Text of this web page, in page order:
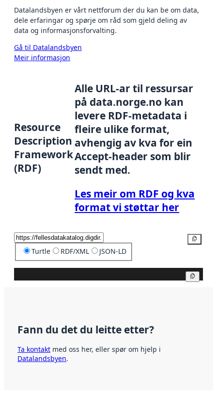
Datalandsbyen er vårt nettforum der du kan be om data,
dele erfaringar og spørje om råd som gjeld deling av
data og informasjonsforvalting.
Gå til Datalandsbyen
Meir informasjon
Resource
Description
Framework
(RDF)
Alle URL-ar til ressursar
på data.norge.no kan
levere RDF-metadata i
fleire ulike format,
avhengig av kva for ein
Accept-header som blir
sendt med.
Les meir om RDF og kva
format vi støttar her
Turtle RDF/XML JSON-LD
Fann du det du leitte etter?
Ta kontakt med oss her, eller spør om hjelp i
Datalandsbyen.